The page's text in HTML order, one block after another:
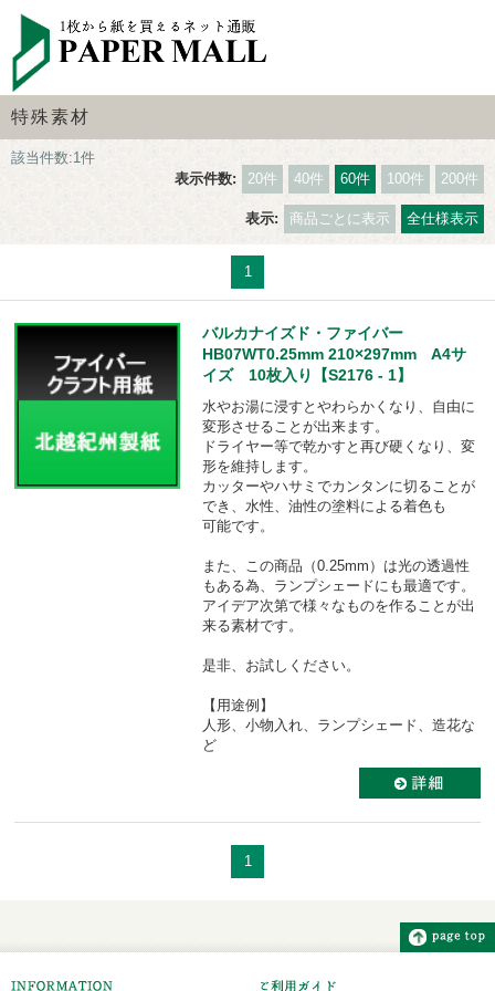
特殊素材
該当件数:1件
表示件数:
20件 40件 60件 100件 200件
表示: 商品ごとに表示 全仕様表示
1
バルカナイズド・ファイバー
HB07WT0.25mm 210×297mm A4サ
イズ 10枚入り【S2176 - 1】
水やお湯に浸すとやわらかくなり、自由に
変形させることが出来ます。
ドライヤー等で乾かすと再び硬くなり、変
形を維持します。
カッターやハサミでカンタンに切ることが
でき、水性、油性の塗料による着色も
可能です 。
また、この商品（0.25mm）は光の透過性
もある為、ランプシェードにも最適です。
アイデア次第で様々なものを作ることが出
来る素材です。
是非、お試しください。
【用途例】
人形、小物入れ、ランプシェード、造花な
ど
1